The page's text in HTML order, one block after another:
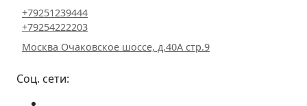
+79251239444
+79254222203
Москва Очаковское шоссе, д.40А стр.9
Соц. сети: